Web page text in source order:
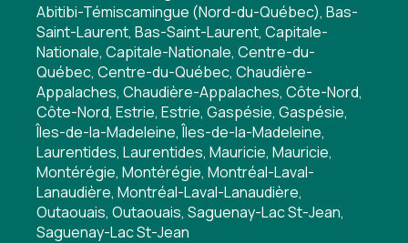
Abitibi-Témiscamingue (Nord-du-Québec), Bas-
Saint-Laurent, Bas-Saint-Laurent, Capitale-
Nationale, Capitale-Nationale, Centre-du-
Québec, Centre-du-Québec, Chaudière-
Appalaches, Chaudière-Appalaches, Côte-Nord,
Côte-Nord, Estrie, Estrie, Gaspésie, Gaspésie,
Îles-de-la-Madeleine, Îles-de-la-Madeleine,
Laurentides, Laurentides, Mauricie, Mauricie,
Montérégie, Montérégie, Montréal-Laval-
Lanaudière, Montréal-Laval-Lanaudière,
Outaouais, Outaouais, Saguenay-Lac St-Jean,
Saguenay-Lac St-Jean